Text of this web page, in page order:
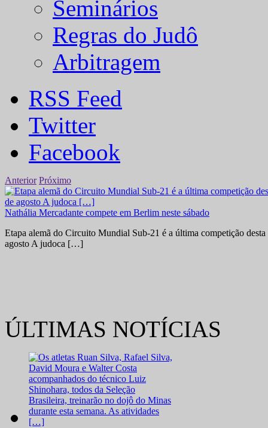
Seminários
Regras do Judô
Arbitragem
RSS Feed
Twitter
Facebook
Anterior Próximo
Nathália Mercadante compete em Berlim neste sábado
Etapa alemã do Circuito Mundial Sub-21 é a última competição
agosto A judoca […]
ÚLTIMAS NOTÍCIAS